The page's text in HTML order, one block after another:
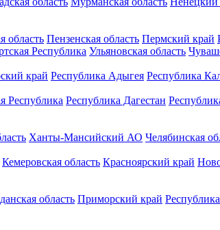
область Пензенская область Пермский край
Республика Ульяновская область
край Республика Адыгея Республика
Республика Республика Дагестан
Ханты-Мансийский АО Челябинская
Кемеровская область Красноярский край
область Приморский край